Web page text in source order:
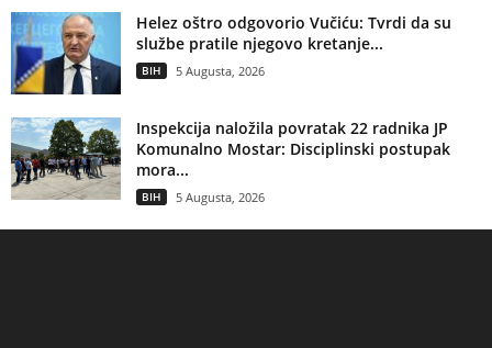
Helez oštro odgovorio Vučiću: Tvrdi da su
službe pratile njegovo kretanje...
BIH 5 Augusta, 2026
Inspekcija naložila povratak 22 radnika JP
Komunalno Mostar: Disciplinski postupak
mora...
BIH 5 Augusta, 2026